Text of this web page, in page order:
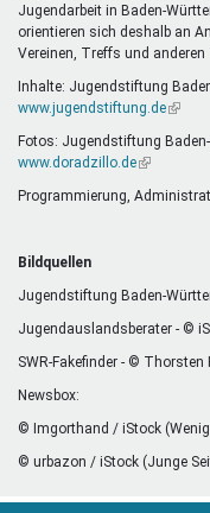
Jugendarbeit in Baden-
orientieren sich deshalb an
Vereinen, Treffs und
Inhalte: Jugendstiftung
www.jugendstiftung.de(Link
extern)
Fotos: Jugendstiftung
www.doradzillo.de(Link
extern)
Programmierung,
Bildquellen
Jugendstiftung Baden-
Jugendauslandsberater - ©
SWR-Fakefinder - © Thorsten
Newsbox:
© Imgorthand / iStock
© urbazon / iStock (Junge